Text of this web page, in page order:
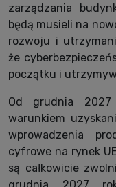
zarządzania
będą musieli na
rozwoju i
że
początku i
Od grudnia
warunkiem
wprowadzenia
cyfrowe na rynek
są całkowicie
grudnia 2027